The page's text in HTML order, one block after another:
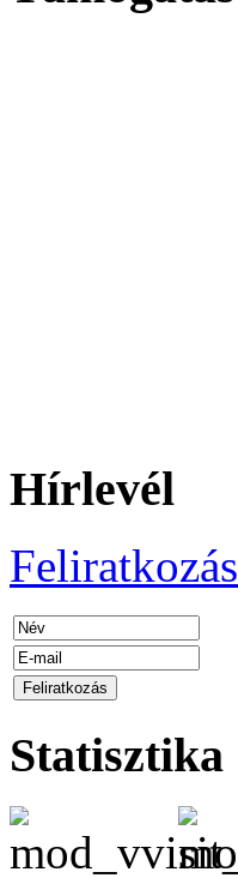
Hírlevél
Feliratkozás
Statisztika